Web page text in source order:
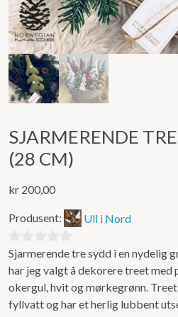
SJARMERENDE
(28 CM)
kr 200,00
Produsent: Ull i Nord
0
ut
av
5
Sjarmerende tre sydd i en nydelig
har jeg valgt å dekorere treet med
okergul, hvit og mørkegrønn.
fyllvatt og har et herlig lubbent